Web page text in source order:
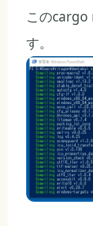
このcargo
す。